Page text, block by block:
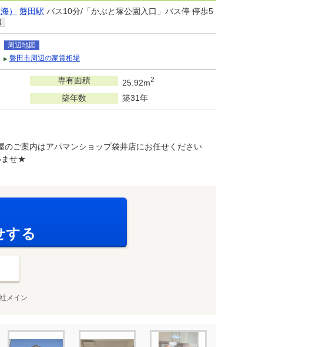
） 磐田駅 バス10分/「かぶと塚公園入口」バス停 停歩5
周辺地図
磐田市周辺の家賃相場
専有面積 25.92m2
築年数 築31年
ご案内はアパマンショップ袋井店にお任せください
ませ★
する
メイン